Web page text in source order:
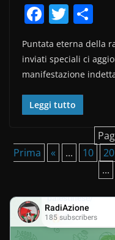
F
c
e
b
o
k
T
itt
er
o
n
di
Puntata eterna della
inviati speciali ci
manifestazione
Leggi tutto
Prima
« ... 10 20
...